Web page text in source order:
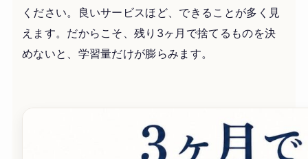
ください。良いサービスほど、できることが多く見
えます。だからこそ、残り3ヶ月で捨てるものを決
めないと、学習量だけが膨らみます。